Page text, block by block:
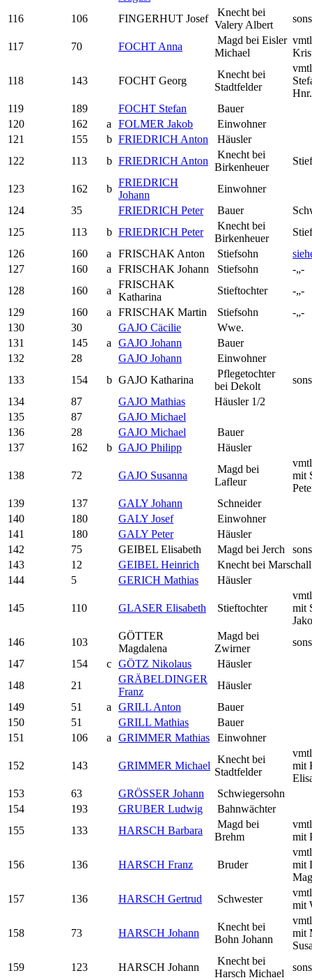
116
106 FINGERHUT Josef
Knecht bei
Valery Albert
117 70 FOCHT Anna
Magd bei Eisler
Michael
118 143 FOCHT Georg
Knecht bei
Stadtfelder
119
189 FOCHT Stefan
Bauer
120
162 a FOLMER Jakob
Einwohner
121
155 b FRIEDRICH Anton
Häusler
122
113 b FRIEDRICH Anton
Knecht bei
Birkenheuer
123 162 b
FRIEDRICH
Johann
Einwohner
124
35 FRIEDRICH Peter Bauer
125
113 b FRIEDRICH Peter
Knecht bei
Birkenheuer
126
160 a FRISCHAK Anton Stiefsohn
127
160 a FRISCHAK Johann Stiefsohn
-„-
128
160 a
FRISCHAK
Katharina
Stieftochter
-„-
129
160 a FRISCHAK Martin Stiefsohn
-„-
130
30 GAJO Cäcilie
Wwe.
131
145 a GAJO Johann
Bauer
132
28 GAJO Johann
Einwohner
133
154 b GAJO Katharina
Pflegetochter
bei Dekolt
134
87 GAJO Mathias
Häusler 1/2
135
87
GAJO Michael
136
28 GAJO Michael
Bauer
137
162 b GAJO Philipp Häusler
138 72 GAJO Susanna
Magd bei
Lafleur
mit
139
137 GALY Johann
Schneider
140
180 GALY Josef
Einwohner
141
180 GALY Peter
Häusler
142
75 GEIBEL Elisabeth Magd bei Jerch
143
12 GEIBEL Heinrich
Knecht bei Marschall
144
5 GERICH Mathias Häusler
145 110 GLASER Elisabeth Stieftochter
mit
146
103
GÖTTER
Magdalena
Magd bei
Zwirner
147
154 c GÖTZ Nikolaus
Häusler
148
21
GRÄBELDINGER
Franz
Häusler
149
51 a GRILL Anton
Bauer
150
51 GRILL Mathias
Bauer
151
106 a GRIMMER Mathias Einwohner
152 143 GRIMMER Michael
Knecht bei
Stadtfelder
mit
153
63 GRÖSSER Johann
Schwiegersohn
154
193 GRUBER Ludwig
Bahnwächter
155
133 HARSCH Barbara
Magd bei
Brehm
mit
156 136 HARSCH Franz Bruder
mit
157
136 HARSCH Gertrud Schwester
mit
158 73 HARSCH Johann
Knecht bei
Bohn Johann
mit
159
123 HARSCH Johann
Knecht bei
Harsch Michael